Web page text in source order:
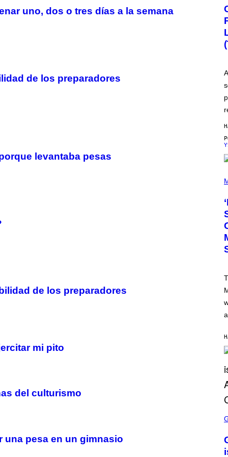
uno, dos o tres días a la semana
de los preparadores
levantaba pesas
de los preparadores
mi pito
del culturismo
una pesa en un gimnasio
H
A
Q
F
O
R
C
H
O
B
Y
N
I
C
K
A
M
/
G
T
Y
I
M
A
E
C
E
N